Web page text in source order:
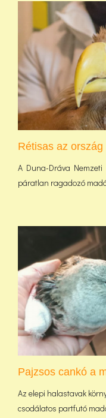
Rétisas az ország
A Duna-Dráva Nemzeti
páratlan ragadozó
Pajzsos cankó a
Az elepi halastavak
csodálatos partfutó